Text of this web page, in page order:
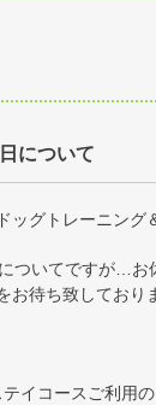
について
ッグトレーニング
ついてですが…お
お待ち致しており
テイコースご利用